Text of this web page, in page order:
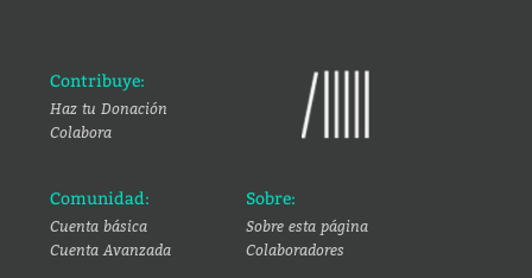
Contribuye:
Haz tu Donación
Colabora
Comunidad:
Cuenta básica
Cuenta Avanzada
Sobre:
Sobre esta página
Colaboradores